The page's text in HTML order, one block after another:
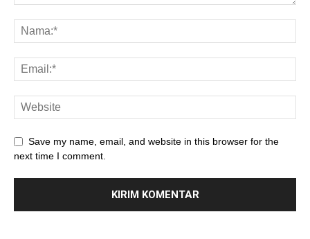
Save my name, email, and website in this browser for the
next time I comment.